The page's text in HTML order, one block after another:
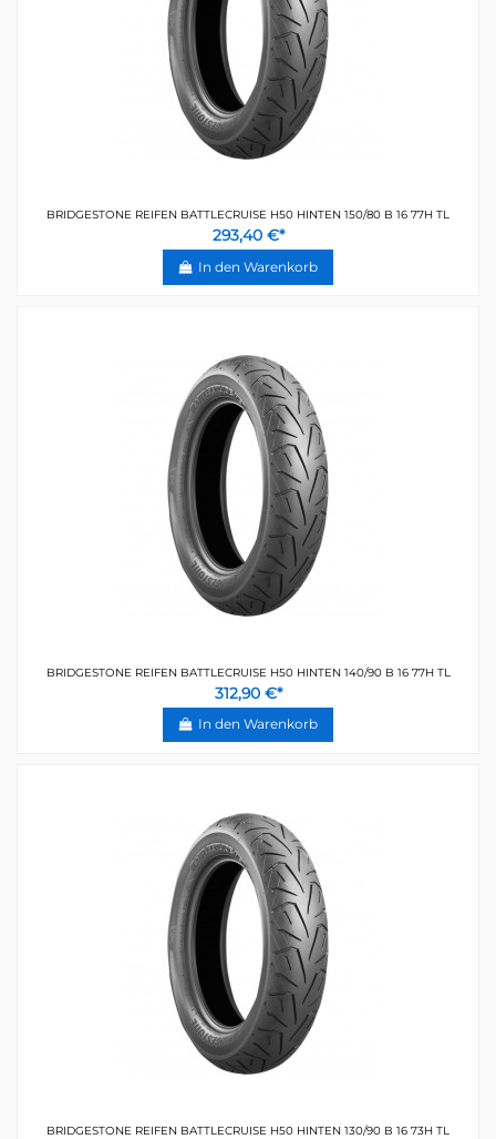
BRIDGESTONE REIFEN BATTLECRUISE H50 HINTEN 150/80 B 16 77H TL
293,40 €*
In den Warenkorb
BRIDGESTONE REIFEN BATTLECRUISE H50 HINTEN 140/90 B 16 77H TL
312,90 €*
In den Warenkorb
BRIDGESTONE REIFEN BATTLECRUISE H50 HINTEN 130/90 B 16 73H TL